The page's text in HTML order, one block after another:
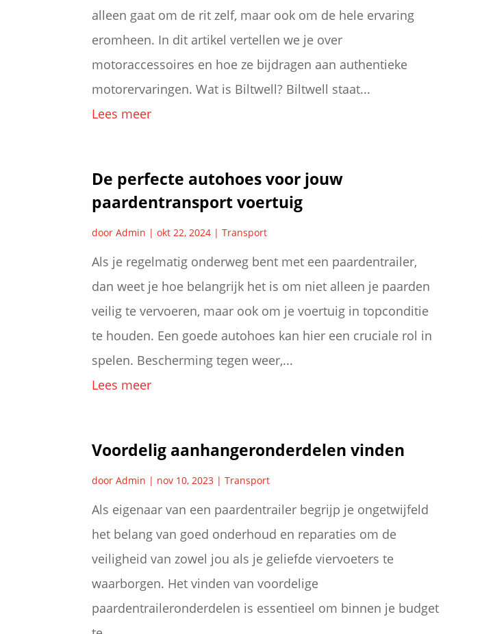
alleen gaat om de rit zelf, maar ook om de hele ervaring
eromheen. In dit artikel vertellen we je over
motoraccessoires en hoe ze bijdragen aan authentieke
motorervaringen. Wat is Biltwell? Biltwell staat...
Lees meer
De perfecte autohoes voor jouw
paardentransport voertuig
doorAdmin |okt 22, 2024 |Transport
Als je regelmatig onderweg bent met een paardentrailer,
dan weet je hoe belangrijk het is om niet alleen je paarden
veilig te vervoeren, maar ook om je voertuig in topconditie
te houden. Een goede autohoes kan hier een cruciale rol in
spelen. Bescherming tegen weer,...
Lees meer
Voordelig aanhangeronderdelen vinden
doorAdmin | nov 10, 2023 |Transport
Als eigenaar van een paardentrailer begrijp je ongetwijfeld
het belang van goed onderhoud en reparaties om de
veiligheid van zowel jou als je geliefde viervoeters te
waarborgen. Het vinden van voordelige
paardentraileronderdelen is essentieel om binnen je budget